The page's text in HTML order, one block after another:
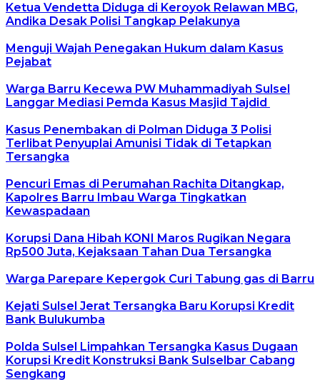
Ketua Vendetta Diduga di Keroyok Relawan MBG,
Andika Desak Polisi Tangkap Pelakunya
Menguji Wajah Penegakan Hukum dalam Kasus
Pejabat
Warga Barru Kecewa PW Muhammadiyah Sulsel
Langgar Mediasi Pemda Kasus Masjid Tajdid
Kasus Penembakan di Polman Diduga 3 Polisi
Terlibat Penyuplai Amunisi Tidak di Tetapkan
Tersangka
Pencuri Emas di Perumahan Rachita Ditangkap,
Kapolres Barru Imbau Warga Tingkatkan
Kewaspadaan
Korupsi Dana Hibah KONI Maros Rugikan Negara
Rp500 Juta, Kejaksaan Tahan Dua Tersangka
Warga Parepare Kepergok Curi Tabung gas di Barru
Kejati Sulsel Jerat Tersangka Baru Korupsi Kredit
Bank Bulukumba
Polda Sulsel Limpahkan Tersangka Kasus Dugaan
Korupsi Kredit Konstruksi Bank Sulselbar Cabang
Sengkang